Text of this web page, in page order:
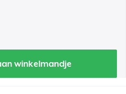
winkelmandje